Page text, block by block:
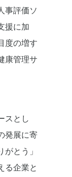
事評価ソ
援に加
度の増す
康管理サ
スとし
発展に寄
とう」
る企業と